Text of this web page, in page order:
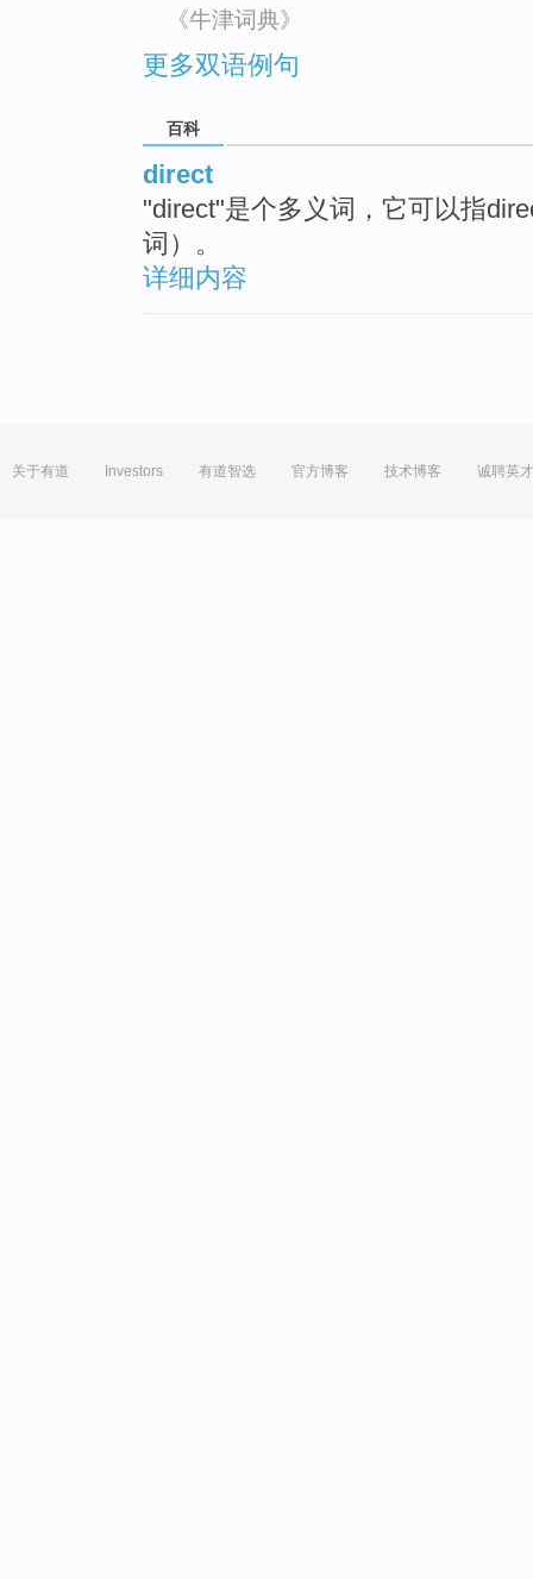
《牛津词典》
更多双语例句
百科
direct
"direct"是个多义词，它可以指
词）。
详细内容
关于有道 Investors 有道智选 官方博客 技术博客 诚聘英才